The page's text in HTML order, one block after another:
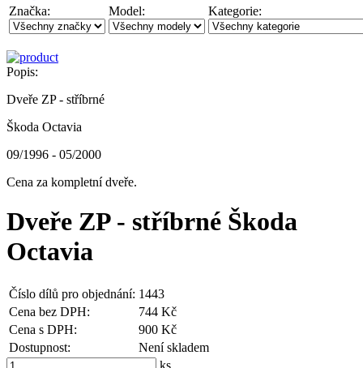
Značka:
Model: Kategorie:
Popis:
Dveře ZP - stříbrné
Škoda Octavia
09/1996 - 05/2000
Cena za kompletní dveře.
Dveře ZP - stříbrné Škoda
Octavia
Číslo dílů pro objednání: 1443
Cena bez DPH:
744 Kč
Cena s DPH:
900 Kč
Dostupnost:
Není skladem
ks